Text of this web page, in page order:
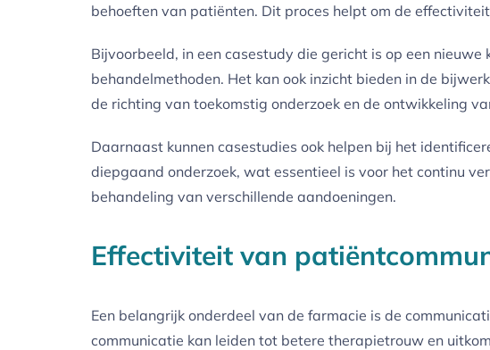
behoeften van patiënten. Dit proces helpt om de
Bijvoorbeeld, in een casestudy die gericht is op een
behandelmethoden. Het kan ook inzicht bieden in de
de richting van toekomstig onderzoek en de ontwikkeling
Daarnaast kunnen casestudies ook helpen bij het
diepgaand onderzoek, wat essentieel is voor het continu
behandeling van verschillende aandoeningen.
Effectiviteit van
Een belangrijk onderdeel van de farmacie is de
communicatie kan leiden tot betere therapietrouw en